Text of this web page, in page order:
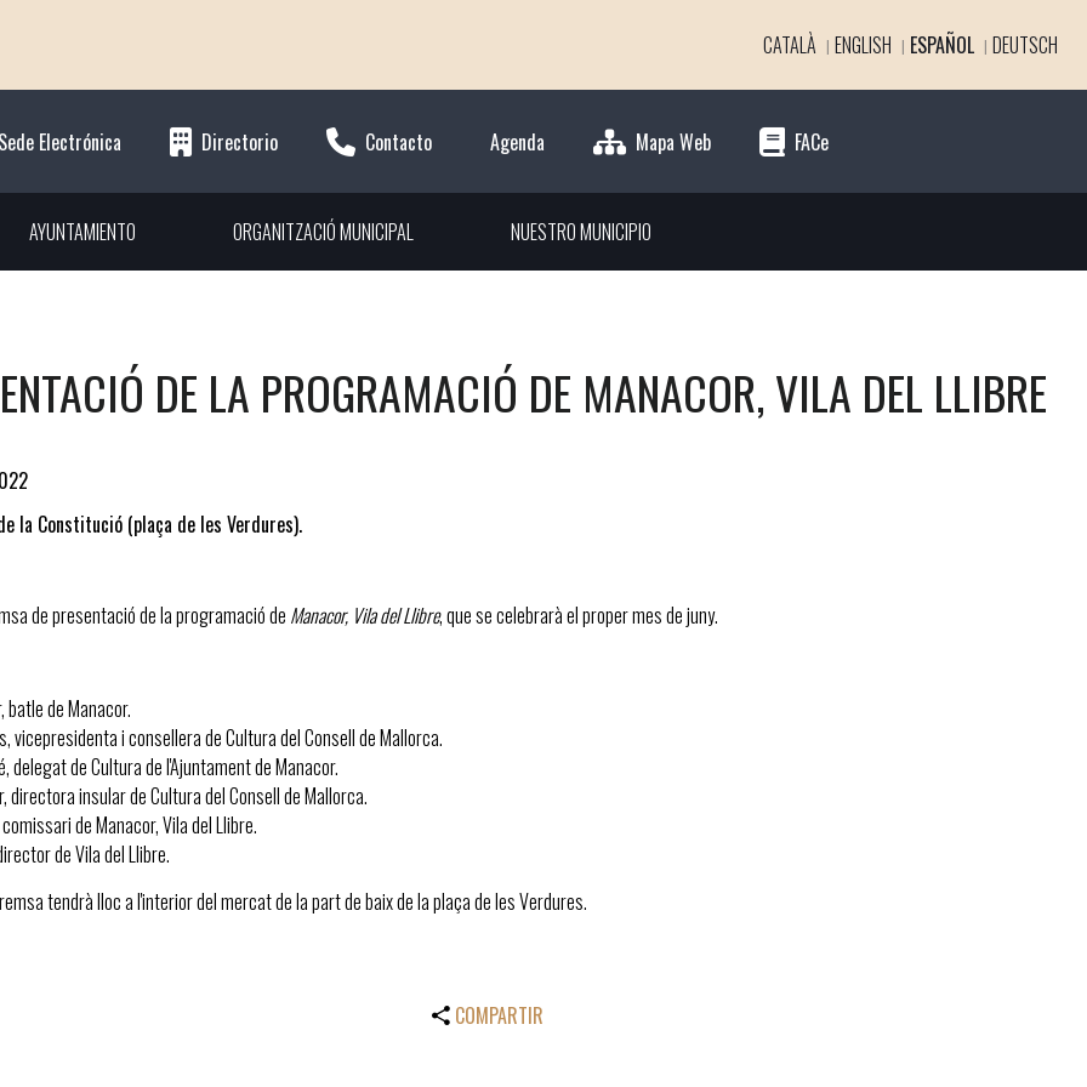
CATALÀ ENGLISH ESPAÑOL DEUTSCH
Sede Electrónica Directorio Contacto Agenda Mapa Web FACe
AYUNTAMIENTO ORGANITZACIÓ MUNICIPAL NUESTRO MUNICIPIO
DE LA PROGRAMACIÓ DE MANACOR, VILA DEL LLIBRE
la Constitució (plaça de les Verdures).
de presentació de la programació de Manacor, Vila del Llibre, que se celebrarà el proper mes de juny.
batle de Manacor.
vicepresidenta i consellera de Cultura del Consell de Mallorca.
delegat de Cultura de l'Ajuntament de Manacor.
directora insular de Cultura del Consell de Mallorca.
de Manacor, Vila del Llibre.
de Vila del Llibre.
tendrà lloc a l'interior del mercat de la part de baix de la plaça de les Verdures.
COMPARTIR